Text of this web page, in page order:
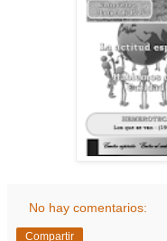
No hay comentarios:
Compartir